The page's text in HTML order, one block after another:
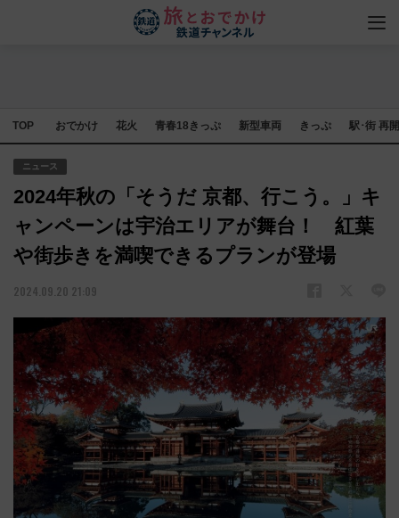
TOP おでかけ 花火 青春18きっぷ 新型車両 きっぷ 駅･街 再
ニュース
2024年秋の「そうだ 京都、行こう。」キ
ャンペーンは宇治エリアが舞台！ 紅葉
や街歩きを満喫できるプランが登場
2024.09.20 21:09